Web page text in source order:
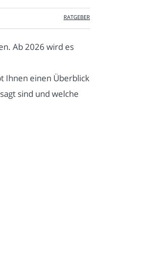
RATGEBER
Ab 2026 wird es
Ihnen einen Überblick
sind und welche